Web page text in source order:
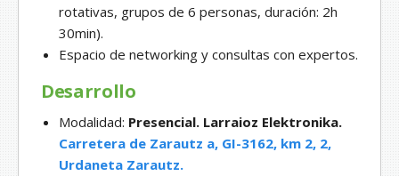
rotativas, grupos de 6 personas, duración: 2h
30min).
Espacio de networking y consultas con expertos.
Desarrollo
Modalidad: Presencial. Larraioz Elektronika.
Carretera de Zarautz a, GI-3162, km 2, 2,
Urdaneta Zarautz.